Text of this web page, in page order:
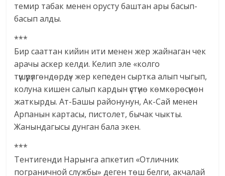
темир табак менен орусту баштан ары басып-
басып алды.
***
Бир сааттан кийин ити менен жер жайнаган чек
арачы аскер келди. Келип эле «колго
түшүрүлгөндөрдү» жер кепеден сыртка алып чыгып,
колуна кишен салып кардын үстүнө көмкөрөсүнөн
жаткырды. Ат-Башы районунун, Ак-Сай менен
Арпанын картасы, пистолет, бычак чыкты.
Жанындагысы дунган бала экен.
***
Тентигенди Нарынга апкетип «Отличник
пограничной службы» деген төш белги, акчалай